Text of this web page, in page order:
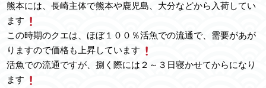
熊本には、長崎主体で熊本や鹿児島、大分などから入荷してい
ます
この時期のクエは、ほぼ１００％活魚での流通で、需要があが
りますので価格も上昇しています
活魚での流通ですが、捌く際には２～３日寝かせてからになり
ます